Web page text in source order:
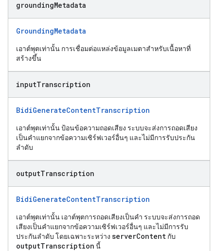
groundingMetadata
GroundingMetadata
เอาต์พุตเท่านั้น การเชื่อมต่อแหล่งข้อมูลเมตาสำหรับเนื้อหาที่
สร้างขึ้น
inputTranscription
BidiGenerateContentTranscription
เอาต์พุตเท่านั้น ป้อนข้อความถอดเสียง ระบบจะส่งการถอดเสียง
เป็นคำแยกจากข้อความเซิร์ฟเวอร์อื่นๆ และไม่มีการรับประกัน
ลำดับ
outputTranscription
BidiGenerateContentTranscription
เอาต์พุตเท่านั้น เอาต์พุตการถอดเสียงเป็นคำ ระบบจะส่งการถอด
เสียงเป็นคำแยกจากข้อความเซิร์ฟเวอร์อื่นๆ และไม่มีการรับ
ประกันลำดับ โดยเฉพาะระหว่าง serverContent กับ
outputTranscription นี้